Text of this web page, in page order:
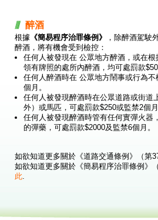
醉酒
根據 《簡易程序治罪條例》
，除醉酒駕駛
醉酒，將有機會受到檢控：
任何人被發現在 公眾地方醉酒，或在
領有牌照的處所內醉酒，均可處罰款$50
任何人醉酒時在 公眾地方鬧事或行為
個月。
任何人被發現醉酒時在公眾道路或街道
外）或馬匹，可處罰款$250或監禁2個月
任何人被發現醉酒時管有任何實彈火器
的彈藥，可處罰款$2000及監禁6個月。
如欲知道更多關於《道路交通條例》（第
如欲知道更多關於《簡易程序治罪條例》
此